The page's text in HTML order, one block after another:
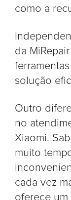
como a
da
solução
Outro
no
Xiaomi.
muito
cada vez
oferece